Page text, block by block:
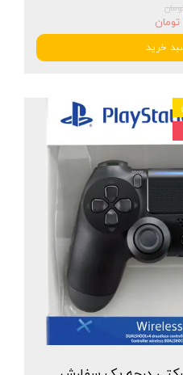
خرید